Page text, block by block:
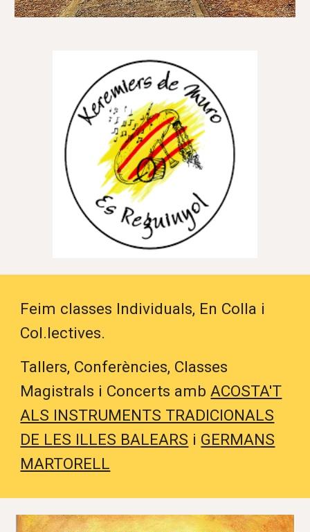
Feim classes Individuals, En Colla i
Col.lectives.
Tallers, Conferències, Classes
Magistrals i Concerts ambACOSTA'T
ALS INSTRUMENTS TRADICIONALS
DE LES ILLES BALEARS i GERMANS
MARTORELL